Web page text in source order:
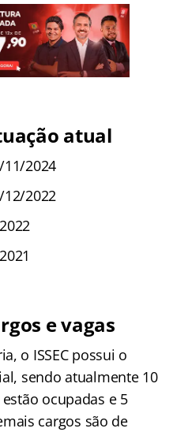
atual
11/2024
12/2022
e vagas
o ISSEC possui o
sendo atualmente 10
ocupadas e 5
cargos são de